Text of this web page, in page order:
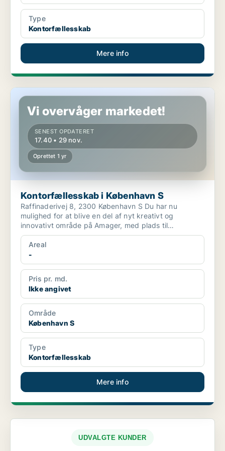
Type
Kontorfællesskab
Mere info
Kontorfællesskab i København S
Vi overvåger markedet!
SENEST OPDATERET
17.40 • 29 nov.
Oprettet 1 yr
Kontorfællesskab i København S
Raffinaderivej 8, 2300 København S Du har nu
mulighed for at blive en del af nyt kreativt og
innovativt område på Amager, med plads til
individualitet, fl...
Areal
-
Pris pr. md.
Ikke angivet
Område
København S
Type
Kontorfællesskab
Mere info
UDVALGTE KUNDER